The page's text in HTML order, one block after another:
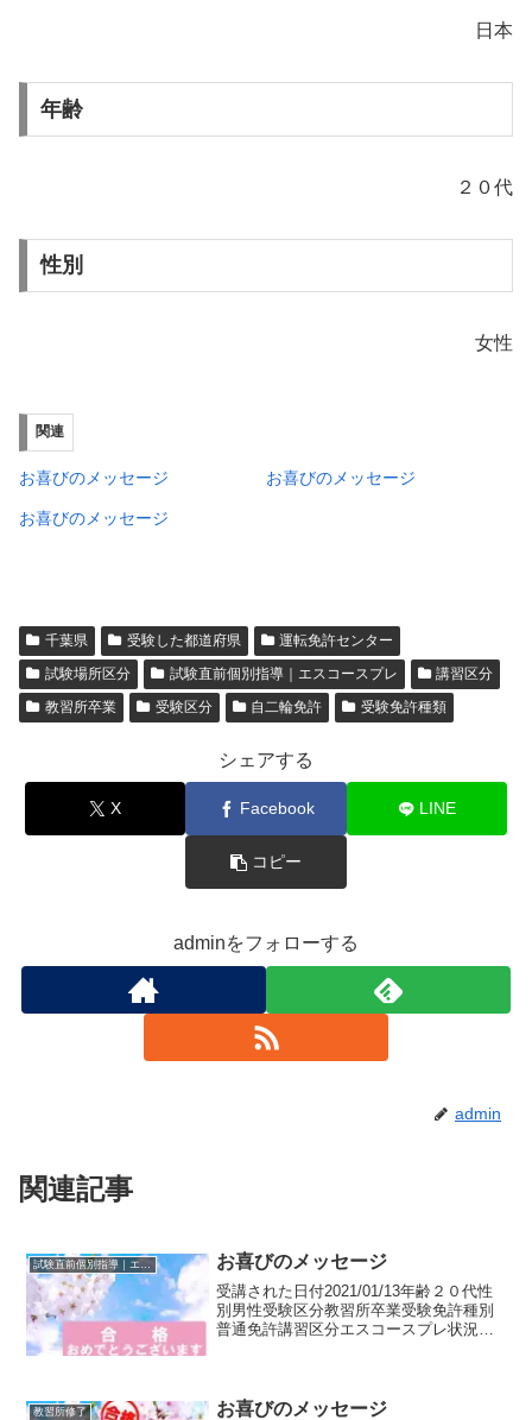
日本
年齢
２０代
性別
女性
関連
お喜びのメッセージ お喜びのメッセージ
お喜びのメッセージ
千葉県 受験した都道府県
運転免許センター
試験場所区分
試験直前個別指導｜エスコースプレ
講習区分
教習所卒業
受験区分 自二輪免許 受験免許種類
シェアする
X Facebook LINE
コピー
adminをフォローする
admin
関連記事
試験直前個別指導｜エスコースプレ お喜びのメッセージ
受講された日付2021/01/13年齢２０代性
別男性受験区分教習所卒業受験免許種別
普通免許講習区分エスコースプレ状況教
点８３点で西...
教習所修了 お喜びのメッセージ